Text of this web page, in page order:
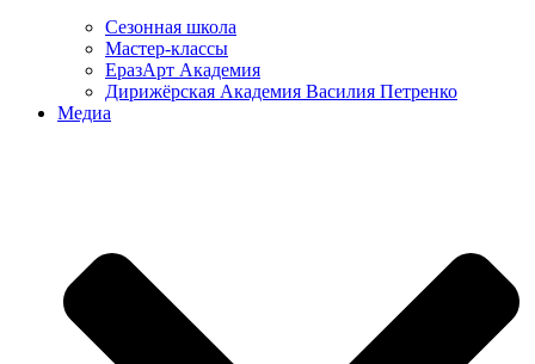
Сезонная школа
Мастер-классы
ЕразАрт Академия
Дирижёрская Академия Василия Петренко
Медиа